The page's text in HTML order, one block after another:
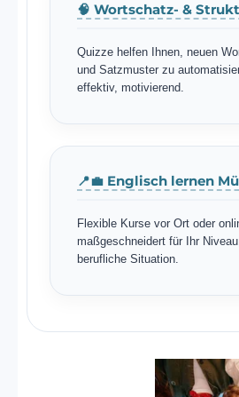
🧠 Wortschatz- &
Quizze helfen Ihnen, neuen
und Satzmuster zu
effektiv, motivierend.
📍💼 Englisch lernen
Flexible Kurse vor Ort oder
maßgeschneidert für Ihr
berufliche Situation.